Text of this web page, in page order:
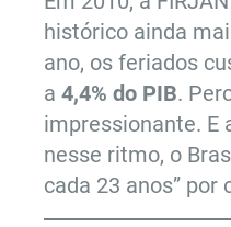
histórico ainda
ano, os feriados
a 4,4% do PIB.
impressionante. E
nesse ritmo, o
cada 23 anos” por